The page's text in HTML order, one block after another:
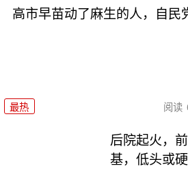
高市早苗动了麻生的人，自民
最热 阅读
后院起火，
基，低头或硬